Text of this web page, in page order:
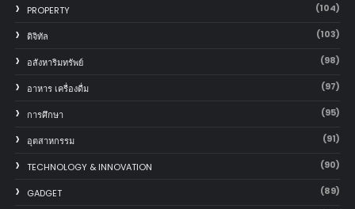
PROPERTY (104)
ดิจิทัล (103)
อสังหาริมทรัพย์ (98)
อาหาร เครื่องดื่ม (97)
การศึกษา (95)
อุตสาหกรรม (91)
TECHNOLOGY & INNOVATION (90)
GADGET (89)